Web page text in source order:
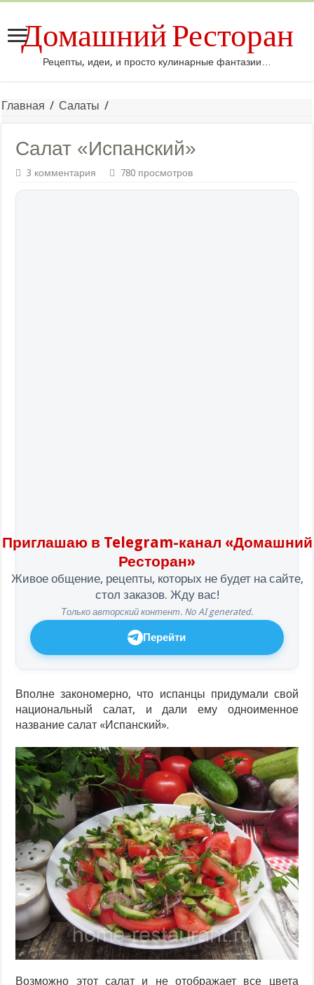
Домашний Ресторан
Рецепты, идеи, и просто кулинарные фантазии…
Главная / Салаты /
Салат «Испанский»
3 комментария 780 просмотров
Приглашаю в Telegram-канал «Домашний
Ресторан»
Живое общение, рецепты, которых не будет на сайте,
стол заказов. Жду вас!
Только авторский контент. No AI generated.
Перейти
Вполне закономерно, что испанцы придумали свой
национальный салат, и дали ему одноименное
название салат «Испанский».
Возможно этот салат и не отображает все цвета